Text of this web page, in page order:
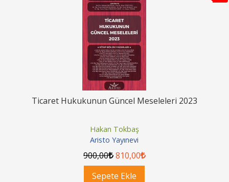
Ticaret Hukukunun Güncel Meseleleri 2023
Hakan Tokbaş
Aristo Yayınevi
900,00 810,00
Sepete Ekle